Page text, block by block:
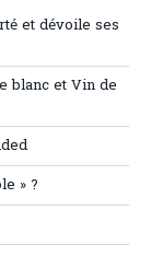
et dévoile ses
blanc et Vin de
» ?